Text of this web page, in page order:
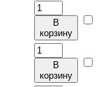
В
корзину
В
корзину